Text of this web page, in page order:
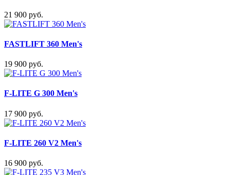
21 900 руб.
FASTLIFT 360 Men's
19 900 руб.
F-LITE G 300 Men's
17 900 руб.
F-LITE 260 V2 Men's
16 900 руб.